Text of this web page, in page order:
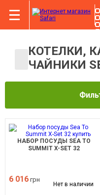
КОТЕЛКИ,
ЧАЙНИКИ
НАБОР ПОСУДЫ SEA TO
SUMMIT X-SET 32
6 016 грн
Нет в наличии